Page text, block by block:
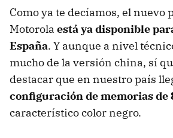
Como ya te decíamos, el nuevo
Motorola está ya disponible
España. Y aunque a nivel
mucho de la versión china, sí
destacar que en nuestro país
configuración de memorias de
característico color negro.